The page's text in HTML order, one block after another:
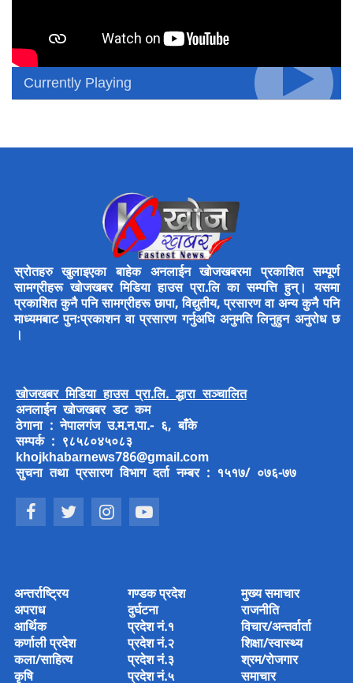
Currently Playing
स्रोतहरु खुलाइएका बाहेक अनलाईन खोजखबरमा प्रकाशित सम्पूर्ण
सामग्रीहरू खोजखबर मिडिया हाउस प्रा.लि का सम्पत्ति हुन्। यसमा
प्रकाशित कुनै पनि सामग्रीहरू छापा, विद्युतीय, प्रसारण वा अन्य कुनै पनि
माध्यमबाट पुनःप्रकाशन वा प्रसारण गर्नुअघि अनुमति लिनुहुन अनुरोध छ
।
खोजखबर मिडिया हाउस प्रा.लि. द्धारा सञ्चालित
अनलाईन खोजखबर डट कम
ठेगाना : नेपालगंज उ.म.न.पा.- ६, बाँके
सम्पर्क : ९८५८०४५०८३
khojkhabarnews786@gmail.com
सुचना तथा प्रसारण विभाग दर्ता नम्बर : १५१७/ ०७६-७७
अन्तर्राष्ट्रिय
अपराध
आर्थिक
कर्णाली प्रदेश
कला/साहित्य
कृषि
गण्डक प्रदेश
दुर्घटना
प्रदेश नं.१
प्रदेश नं.२
प्रदेश नं.३
प्रदेश नं.५
मुख्य समाचार
राजनीति
विचार/अन्तर्वार्ता
शिक्षा/स्वास्थ्य
श्रम/रोजगार
समाचार